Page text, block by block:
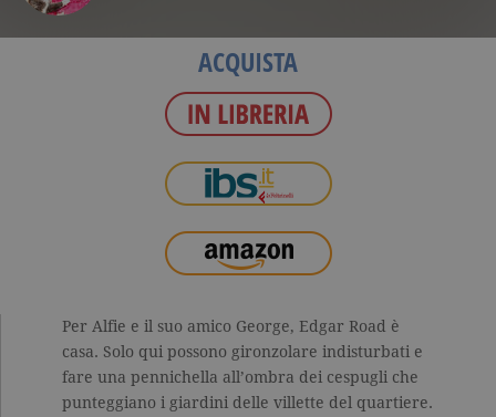
ACQUISTA
Per Alfie e il suo amico George, Edgar Road è
casa. Solo qui possono gironzolare indisturbati e
fare una pennichella all’ombra dei cespugli che
punteggiano i giardini delle villette del quartiere.